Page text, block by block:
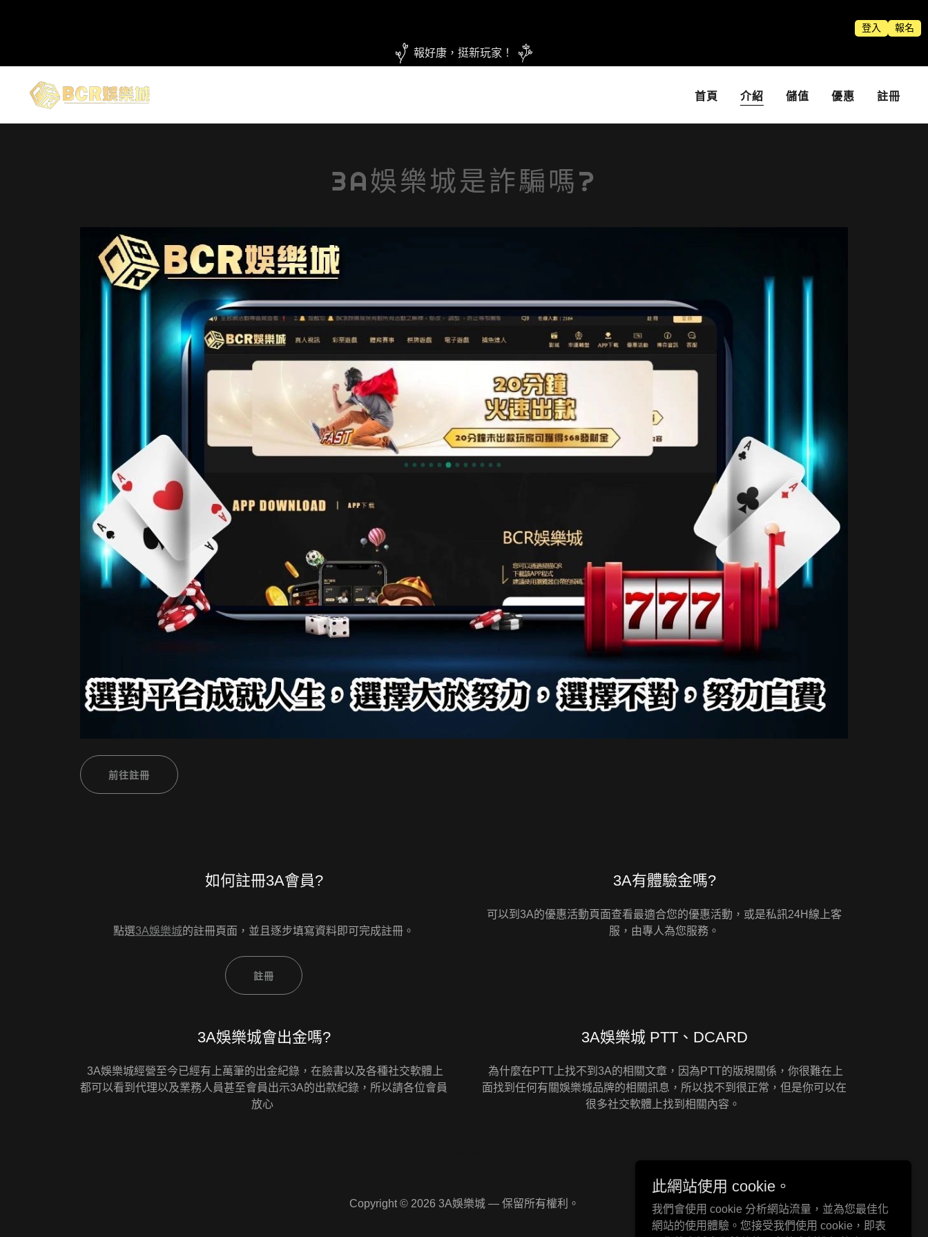
登入 報名
報好康，挺新玩家！
首頁 介紹 儲值 優惠 註冊
3A娛樂城是詐騙嗎?
前往註冊
如何註冊3A會員?
點選3A娛樂城的註冊頁面，並且逐步填寫資料即可完成註冊。
註冊
3A有體驗金嗎?
可以到3A的優惠活動頁面查看最適合您的優惠活動，或是私訊24H線上客
服，由專人為您服務。
3A娛樂城會出金嗎?
3A娛樂城經營至今已經有上萬筆的出金紀錄，在臉書以及各種社交軟體上
都可以看到代理以及業務人員甚至會員出示3A的出款紀錄，所以請各位會員
放心
3A娛樂城 PTT、DCARD
為什麼在PTT上找不到3A的相關文章，因為PTT的版規關係，你很難在上
面找到任何有關娛樂城品牌的相關訊息，所以找不到很正常，但是你可以在
很多社交軟體上找到相關內容。
Copyright © 2026 3A娛樂城 — 保留所有權利。
此網站使用 cookie。
我們會使用 cookie 分析網站流量，並為您最佳化
網站的使用體驗。您接受我們使用 cookie，即表